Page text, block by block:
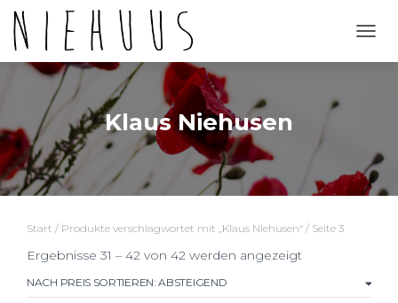
Klaus Niehusen
Start / Produkte verschlagwortet mit „Klaus Niehusen“ / Seite 3
Ergebnisse 31 – 42 von 42 werden angezeigt
sortiert: